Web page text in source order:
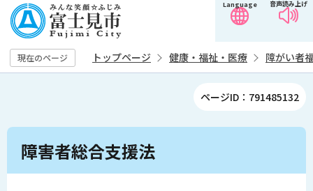
の
ペ
ー
す
音声読み上げ
Language
現在のページ トップページ 健康・福祉・医療 障がい者
ページID：791485132
本
障害者総合支援法